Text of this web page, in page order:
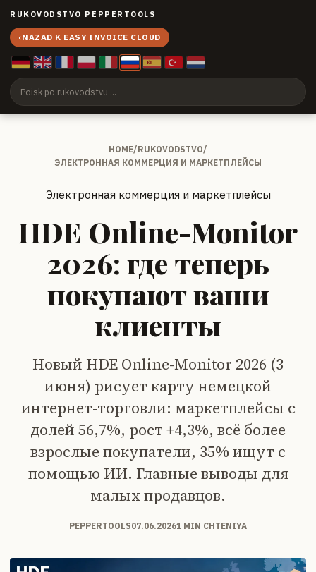
RUKOVODSTVO PEPPERTOOLS
‹NAZAD K EASY INVOICE CLOUD
HOME/RUKOVODSTVO/
ЭЛЕКТРОННАЯ КОММЕРЦИЯ И МАРКЕТПЛЕЙСЫ
Электронная коммерция и маркетплейсы
HDE Online-Monitor
2026: где теперь
покупают ваши
клиенты
Новый HDE Online-Monitor 2026 (3
июня) рисует карту немецкой
интернет-торговли: маркетплейсы с
долей 56,7%, рост +4,3%, всё более
взрослые покупатели, 35% ищут с
помощью ИИ. Главные выводы для
малых продавцов.
PEPPERTOOLS07.06.20261 MIN CHTENIYA